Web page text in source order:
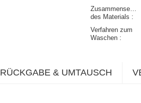
des Materials
Verfahren zum
Waschen
RÜCKGABE & UMTAUSCH